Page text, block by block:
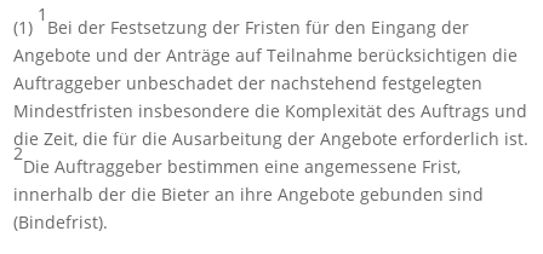
(1)
1
Bei der Festsetzung der Fristen für den Eingang der
Angebote und der Anträge auf Teilnahme berücksichtigen die
Auftraggeber unbeschadet der nachstehend festgelegten
Mindestfristen insbesondere die Komplexität des Auftrags und
die Zeit, die für die Ausarbeitung der Angebote erforderlich ist.
2
Die Auftraggeber bestimmen eine angemessene Frist,
innerhalb der die Bieter an ihre Angebote gebunden sind
(Bindefrist).